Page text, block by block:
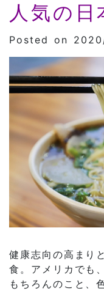
人気の日
Posted on
健康志向の高まり
食。アメリカでも
もちろんのこと、